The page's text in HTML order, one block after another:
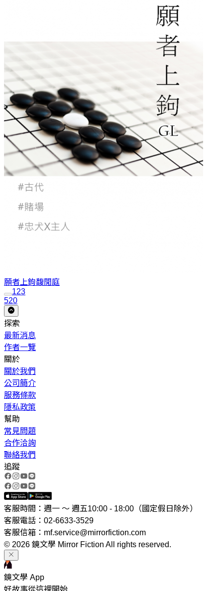
願者上鉤馥閒庭
123
520
探索
最新消息
作者一覽
關於
關於我們
公司簡介
服務條款
隱私政策
幫助
常見問題
合作洽詢
聯絡我們
追蹤
客服時間：週一 ～ 週五10:00 - 18:00（國定假日除外）
客服電話：02-6633-3529
客服信箱：mf.service@mirrorfiction.com
© 2026 鏡文學 Mirror Fiction All rights reserved.
鏡文學 App
好故事從這裡開始